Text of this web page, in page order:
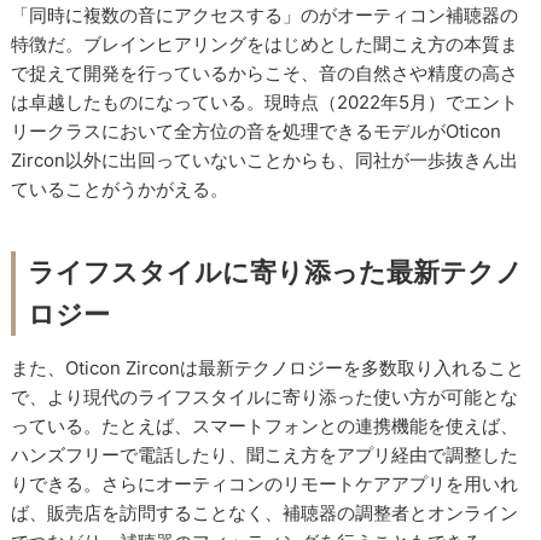
「同時に複数の音にアクセスする」のがオーティコン補聴器の
特徴だ。ブレインヒアリングをはじめとした聞こえ方の本質ま
で捉えて開発を行っているからこそ、音の自然さや精度の高さ
は卓越したものになっている。現時点（2022年5月）でエント
リークラスにおいて全方位の音を処理できるモデルがOticon
Zircon以外に出回っていないことからも、同社が一歩抜きん出
ていることがうかがえる。
ライフスタイルに寄り添った最新テクノ
ロジー
また、Oticon Zirconは最新テクノロジーを多数取り入れること
で、より現代のライフスタイルに寄り添った使い方が可能とな
っている。たとえば、スマートフォンとの連携機能を使えば、
ハンズフリーで電話したり、聞こえ方をアプリ経由で調整した
りできる。さらにオーティコンのリモートケアアプリを用いれ
ば、販売店を訪問することなく、補聴器の調整者とオンライン